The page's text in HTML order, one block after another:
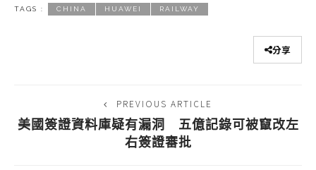
TAGS : CHINA HUAWEI RAILWAY
分享
PREVIOUS ARTICLE
美國簽證資料庫疑有漏洞 五億記錄可被竄改左
右簽證審批